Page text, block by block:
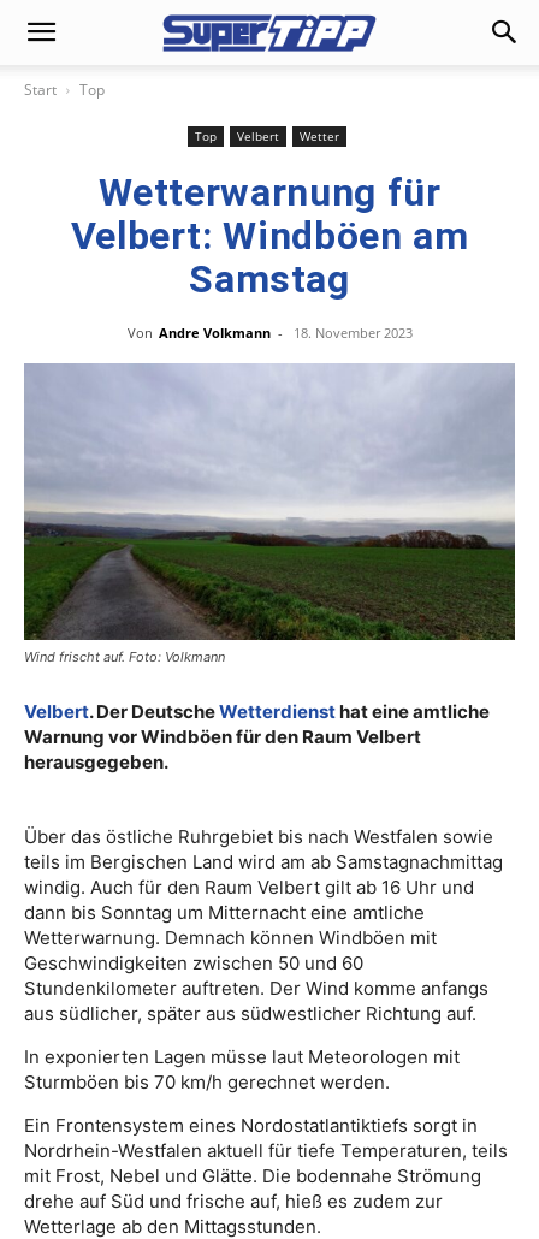
Start Top
Top Velbert Wetter
Wetterwarnung für
Velbert: Windböen am
Samstag
Von Andre Volkmann - 18. November 2023
Wind frischt auf. Foto: Volkmann
Velbert. Der DeutscheWetterdiensthat eine amtliche
Warnung vor Windböen für den Raum Velbert
herausgegeben.
Über das östliche Ruhrgebiet bis nach Westfalen sowie
teils im Bergischen Land wird am ab Samstagnachmittag
windig. Auch für den Raum Velbert gilt ab 16 Uhr und
dann bis Sonntag um Mitternacht eine amtliche
Wetterwarnung. Demnach können Windböen mit
Geschwindigkeiten zwischen 50 und 60
Stundenkilometer auftreten. Der Wind komme anfangs
aus südlicher, später aus südwestlicher Richtung auf.
In exponierten Lagen müsse laut Meteorologen mit
Sturmböen bis 70 km/h gerechnet werden.
Ein Frontensystem eines Nordostatlantiktiefs sorgt in
Nordrhein-Westfalen aktuell für tiefe Temperaturen, teils
mit Frost, Nebel und Glätte. Die bodennahe Strömung
drehe auf Süd und frische auf, hieß es zudem zur
Wetterlage ab den Mittagsstunden.